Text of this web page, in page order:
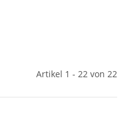
Artikel 1 - 22 von 22